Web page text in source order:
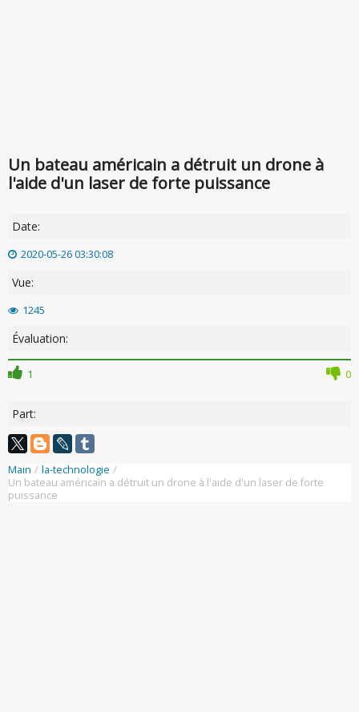
Un bateau américain a détruit un drone à
l'aide d'un laser de forte puissance
Date:
2020-05-26 03:30:08
Vue:
1245
Évaluation:
1 0
Part:
Main / la-technologie /
Un bateau américain a détruit un drone à l'aide d'un laser de forte
puissance